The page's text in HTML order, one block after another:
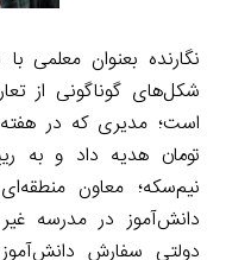
نگارنده بعنوان معلمی
شکل‌های گوناگونی از
تومان هدیه داد و به
نیم‌سکه؛ معاون
دانش‌آموز در مدرسه
دولتی سفارش